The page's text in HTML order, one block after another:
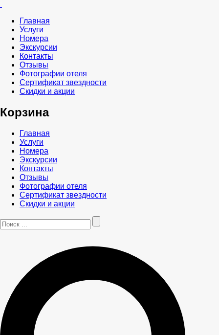
Главная
Услуги
Номера
Экскурсии
Контакты
Отзывы
Фотографии отеля
Сертификат звездности
Скидки и акции
Корзина
Главная
Услуги
Номера
Экскурсии
Контакты
Отзывы
Фотографии отеля
Сертификат звездности
Скидки и акции